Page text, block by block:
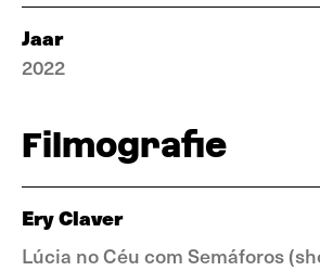
Jaar
2022
Filmografie
Ery Claver
Lúcia no Céu com Semáforos